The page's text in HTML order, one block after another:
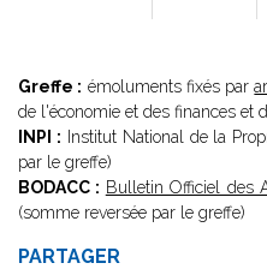
Greffe : émoluments fixés par
de l'économie et des finances et
INPI : Institut National de la
par le greffe)
BODACC : Bulletin Officiel des
(somme reversée par le greffe)
PARTAGER